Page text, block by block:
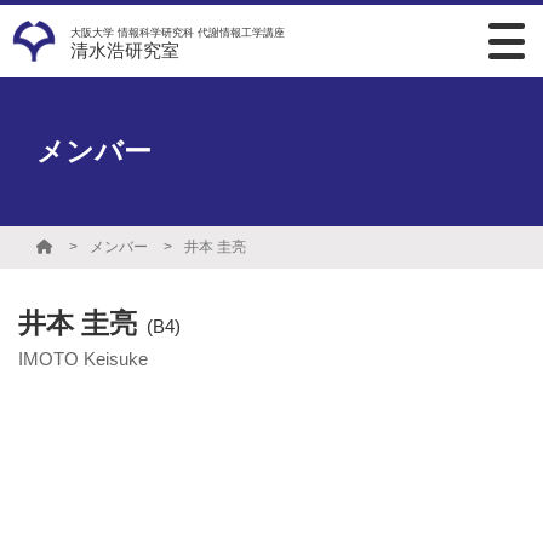
大阪大学 情報科学研究科 代謝情報工学講座
清水浩研究室
メンバー
メンバー 井本 圭亮
井本 圭亮 (B4)
IMOTO Keisuke